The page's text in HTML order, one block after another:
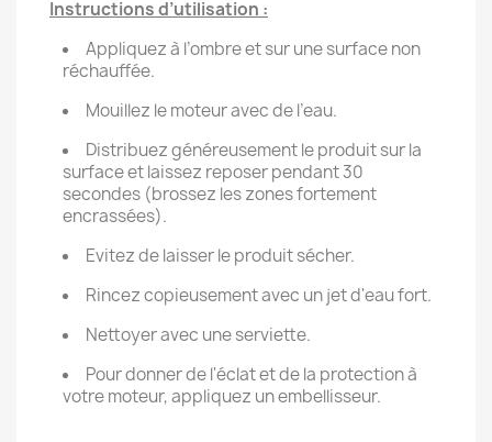
Instructions d’utilisation :
Appliquez à l’ombre et sur une surface non
réchauffée.
Mouillez le moteur avec de l’eau.
Distribuez généreusement le produit sur la
surface et laissez reposer pendant 30
secondes (brossez les zones fortement
encrassées).
Evitez de laisser le produit sécher.
Rincez copieusement avec un jet d'eau fort.
Nettoyer avec une serviette.
Pour donner de l'éclat et de la protection à
votre moteur, appliquez un embellisseur.